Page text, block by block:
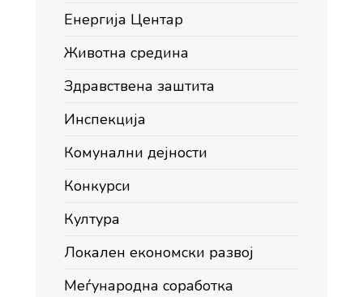
Енергија Центар
Животна средина
Здравствена заштита
Инспекција
Комунални дејности
Конкурси
Култура
Локален економски развој
Меѓународна соработка